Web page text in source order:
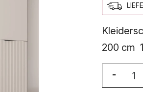
200 cm